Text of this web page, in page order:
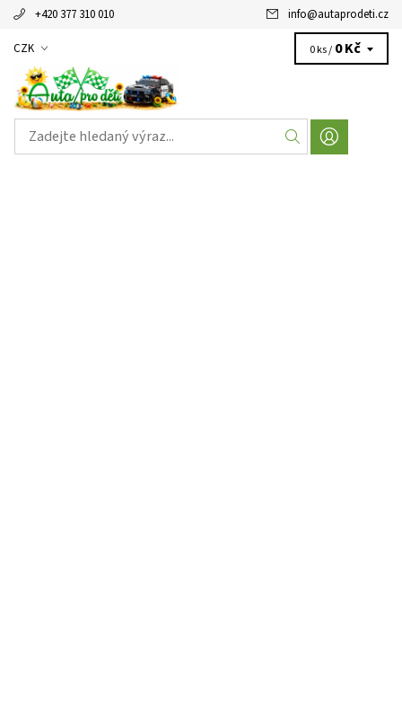
+420 377 310 010 info@autaprodeti.cz
CZK 0 ks / 0 Kč